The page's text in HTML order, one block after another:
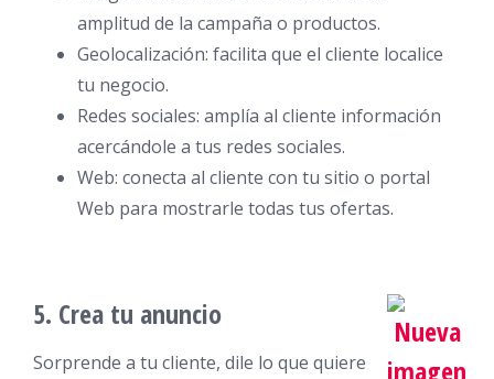
amplitud de la campaña o productos.
Geolocalización: facilita que el cliente localice
tu negocio.
Redes sociales: amplía al cliente información
acercándole a tus redes sociales.
Web: conecta al cliente con tu sitio o portal
Web para mostrarle todas tus ofertas.
5. Crea tu anuncio
Sorprende a tu cliente, dile lo que quiere